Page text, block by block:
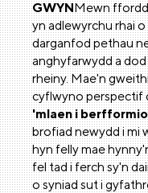
GWYNMewn
yn adlewyrchu rhai
darganfod pethau
anghyfarwydd a
rheiny. Mae'n
cyflwyno perspectif
'mlaen i berfformio
brofiad newydd i mi
hyn felly mae
fel tad i ferch sy'n
o syniad sut i